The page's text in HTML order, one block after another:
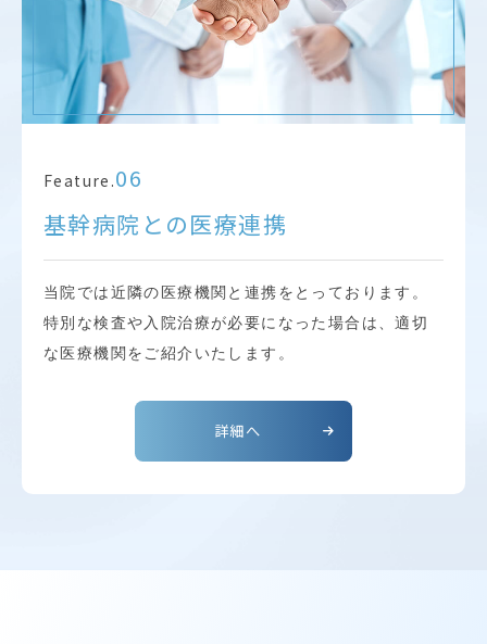
Feature.06
基幹病院との医療連携
当院では近隣の医療機関と連携をとっております。
特別な検査や入院治療が必要になった場合は、適切
な医療機関をご紹介いたします。
詳細へ